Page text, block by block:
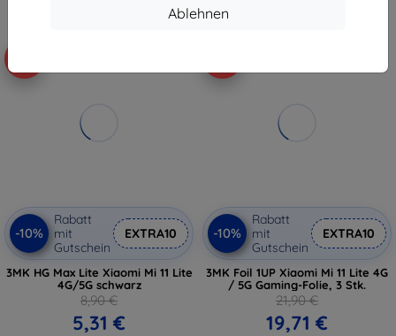
Ablehnen
-10%
Rabatt
mit
Gutschein
EXTRA10
3MK HG Max Lite Xiaomi Mi 11 Lite
4G/5G schwarz
8,90 €
5,31 €
-10%
Rabatt
mit
Gutschein
EXTRA10
3MK Foil 1UP Xiaomi Mi 11 Lite 4G
/ 5G Gaming-Folie, 3 Stk.
21,90 €
19,71 €